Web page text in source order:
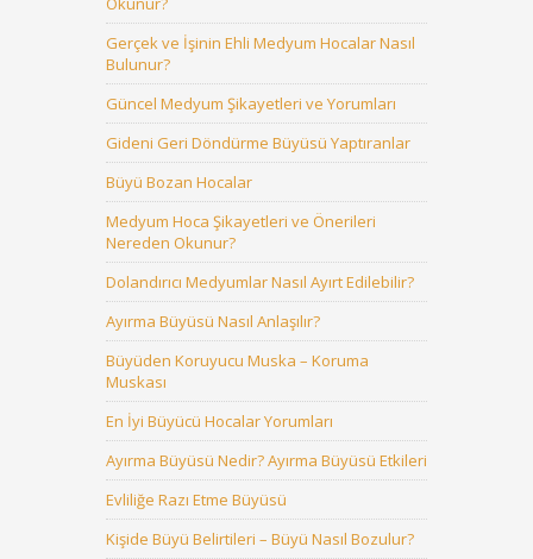
Gerçek ve İşinin Ehli Medyum Hocalar Nasıl
Bulunur?
Güncel Medyum Şikayetleri ve Yorumları
Gideni Geri Döndürme Büyüsü Yaptıranlar
Büyü Bozan Hocalar
Medyum Hoca Şikayetleri ve Önerileri
Nereden Okunur?
Dolandırıcı Medyumlar Nasıl Ayırt Edilebilir?
Ayırma Büyüsü Nasıl Anlaşılır?
Büyüden Koruyucu Muska – Koruma
Muskası
En İyi Büyücü Hocalar Yorumları
Ayırma Büyüsü Nedir? Ayırma Büyüsü Etkileri
Evliliğe Razı Etme Büyüsü
Kişide Büyü Belirtileri – Büyü Nasıl Bozulur?